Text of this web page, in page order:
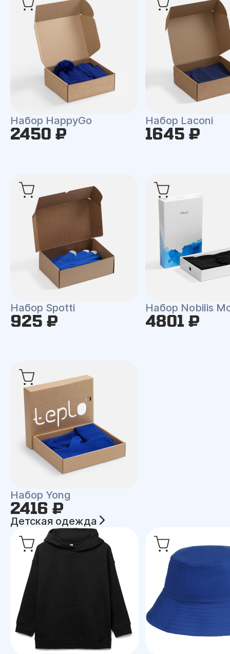
Набор HappyGo
2450 ₽
Набор Laconi
1645 ₽
Набор Spotti
925 ₽
Набор Nobilis
4801 ₽
Набор Yong
2416 ₽
Детская одежда